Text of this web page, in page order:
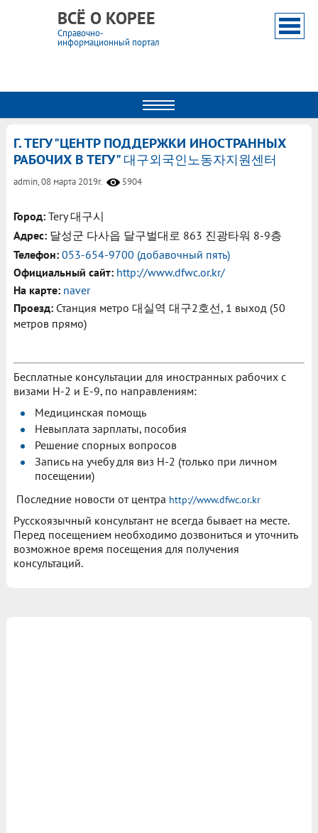
ВСЁ О КОРЕЕ
Справочно-
информационный портал
Г. ТЕГУ "ЦЕНТР ПОДДЕРЖКИ ИНОСТРАННЫХ
РАБОЧИХ В ТЕГУ" 대구외국인노동자지원센터
admin,08 марта 2019г. 5904
Город: Тегу 대구시
Адрес: 달성군 다사읍 달구벌대로 863 진광타워 8-9층
Телефон: 053-654-9700 (добавочный пять)
Официальный сайт: http://www.dfwc.or.kr/
На карте: naver
Проезд: Станция метро 대실역 대구2호선, 1 выход (50
метров прямо)
Бесплатные консультации для иностранных рабочих с
визами H-2 и E-9, по направлениям:
Медицинская помощь
Невыплата зарплаты, пособия
Решение спорных вопросов
Запись на учебу для виз Н-2 (только при личном
посещении)
Последние новости от центра http://www.dfwc.or.kr
Русскоязычный консультант не всегда бывает на месте.
Перед посещением необходимо дозвониться и уточнить
возможное время посещения для получения
консультаций.